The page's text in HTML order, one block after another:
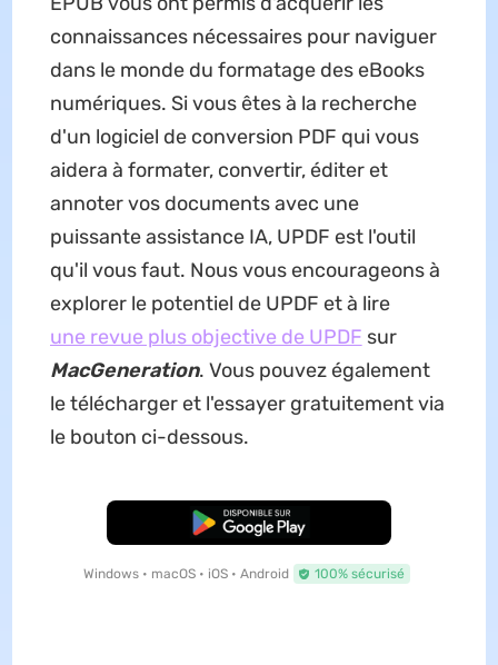
connaissances nécessaires pour naviguer
dans le monde du formatage des eBooks
numériques. Si vous êtes à la recherche
d'un logiciel de conversion PDF qui vous
aidera à formater, convertir, éditer et
annoter vos documents avec une
puissante assistance IA, UPDF est l'outil
qu'il vous faut. Nous vous encourageons à
explorer le potentiel de UPDF et à lire
une revue plus objective de UPDF sur
MacGeneration. Vous pouvez également
le télécharger et l'essayer gratuitement via
le bouton ci-dessous.
TÉLÉCHARGER
Windows • macOS • iOS • Android 100% sécurisé